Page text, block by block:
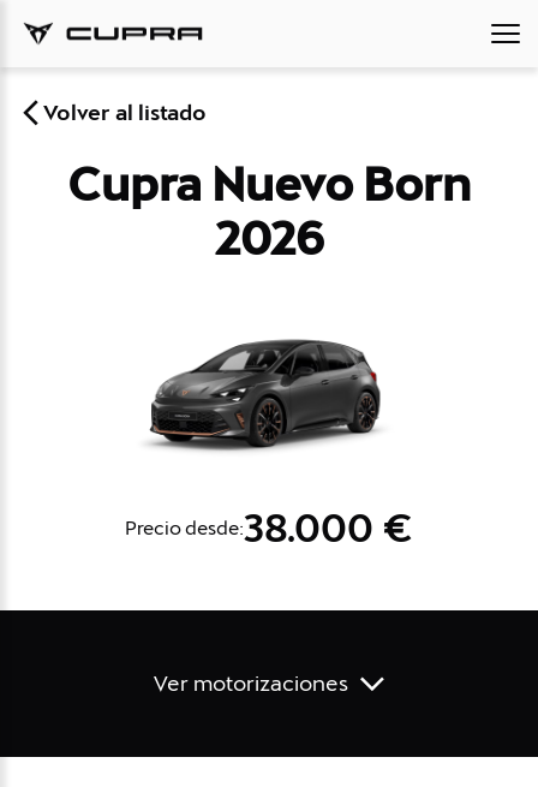
Volver al listado
Cupra Nuevo Born
2026
Precio desde:38.000 €
Ver motorizaciones